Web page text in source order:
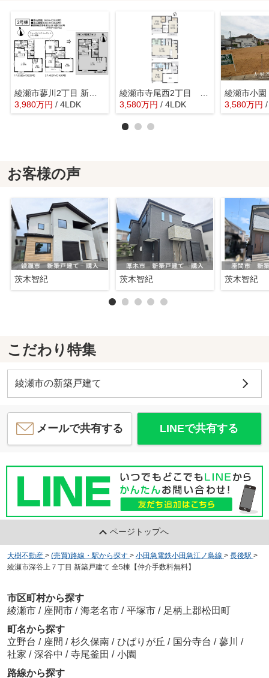
綾瀬市蓼川2丁目 新築戸建て 全2棟【仲介手数料無料】
3,980万円 / 4LDK
3,580万円 / 4LDK 3,580万円
お客様の声
茨木智紀 茨木智紀 茨木智紀
こだわり特集
綾瀬市の新築戸建て
メールで共有する LINEで共有する
ページトップへ
大樹不動産 > (売買)路線・駅から探す > 小田急電鉄小田急江ノ島線 > 長後駅 >
綾瀬市深谷上７丁目 新築戸建て 全5棟【仲介手数料無料】
市区町村から探す
綾瀬市 / 座間市 / 海老名市 / 平塚市 / 足柄上郡松田町
町名から探す
立野台 / 座間 / 杉久保南 / ひばりが丘 / 国分寺台 / 蓼川 /
社家 / 深谷中 / 寺尾釜田 / 小園
路線から探す